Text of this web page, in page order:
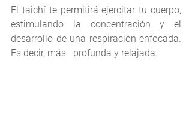
El taichí te permitirá ejercitar tu cuerpo,
estimulando la concentración y el
desarrollo de una respiración enfocada.
Es decir, más   profunda y relajada.